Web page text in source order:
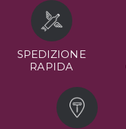
SPEDIZIONE
RAPIDA